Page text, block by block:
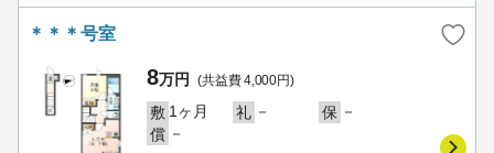
＊＊＊号室
8万円 (共益費 4,000円)
敷 1ヶ月 礼 － 保 －
償 －